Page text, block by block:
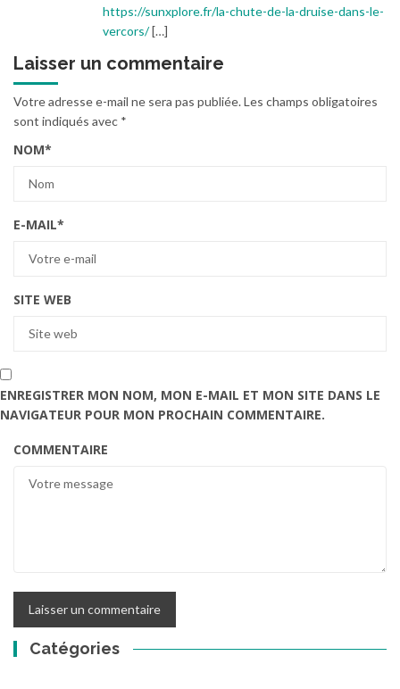
https://sunxplore.fr/la-chute-de-la-druise-dans-le-
vercors/[…]
Laisser un commentaire
Votre adresse e-mail ne sera pas publiée.Les champs obligatoires
sont indiqués avec *
NOM*
E-MAIL*
SITE WEB
ENREGISTRER MON NOM, MON E-MAIL ET MON SITE DANS LE
NAVIGATEUR POUR MON PROCHAIN COMMENTAIRE.
COMMENTAIRE
Catégories